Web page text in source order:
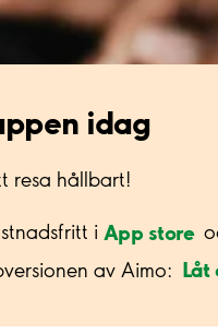
idag
resa hållbart!
i App store
av Aimo: Låt